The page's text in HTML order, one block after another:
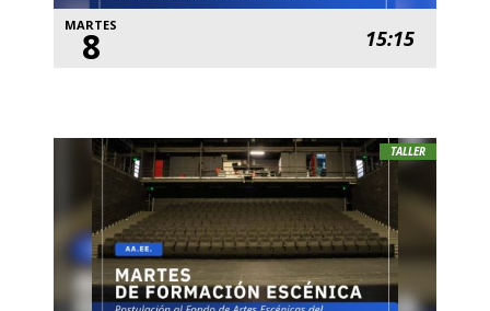
MARTES
8 15:15
TALLER